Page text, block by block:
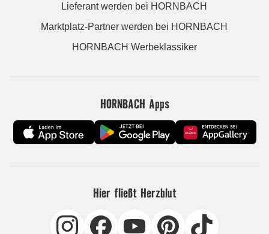
Lieferant werden bei HORNBACH
Marktplatz-Partner werden bei HORNBACH
HORNBACH Werbeklassiker
HORNBACH Apps
Hier fließt Herzblut